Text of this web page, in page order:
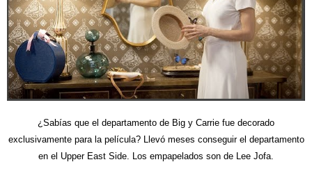
¿Sabías que el departamento de Big y Carrie fue decorado
exclusivamente para la película? Llevó meses conseguir el departamento
en el Upper East Side. Los empapelados son de Lee Jofa.